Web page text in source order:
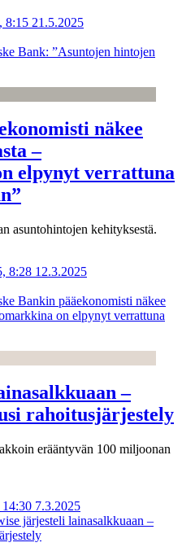
8:15 21.5.2025
Bank: ”Asuntojen hintojen
näkee
–
elpynyt verrattuna
asuntohintojen kehityksestä.
8:28 12.3.2025
Bankin pääekonomisti näkee
on elpynyt verrattuna
–
rahoitusjärjestely
erääntyvän 100 miljoonan
7.3.2025
järjesteli lainasalkkuaan –